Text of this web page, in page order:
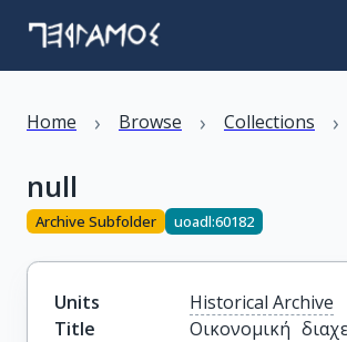
Home › Browse › Collections ›
null
Archive Subfolder uoadl:60182
Units
Historical Archive
Title
Οικονομική